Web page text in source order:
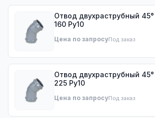
Отвод двухраструбный
160 Ру10
Цена по запросуПод заказ
Отвод двухраструбный
225 Ру10
Цена по запросуПод заказ